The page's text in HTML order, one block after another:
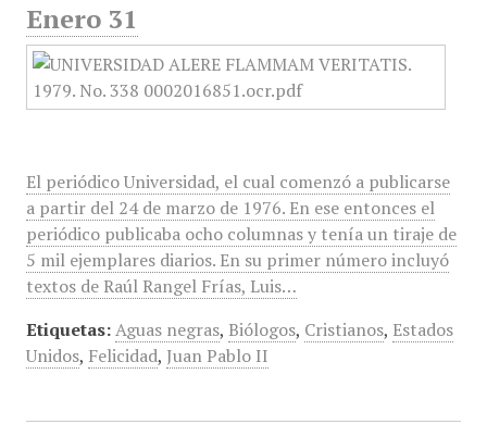
Enero 31
El periódico Universidad, el cual comenzó a publicarse
a partir del 24 de marzo de 1976. En ese entonces el
periódico publicaba ocho columnas y tenía un tiraje de
5 mil ejemplares diarios. En su primer número incluyó
textos de Raúl Rangel Frías, Luis…
Etiquetas: Aguas negras, Biólogos, Cristianos, Estados
Unidos, Felicidad, Juan Pablo II